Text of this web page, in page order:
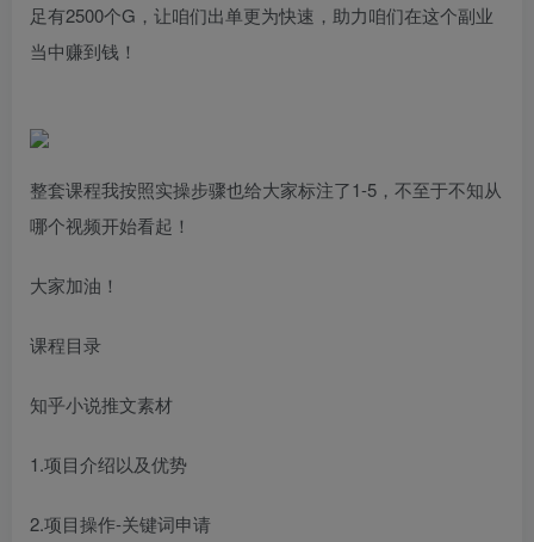
足有2500个G，让咱们出单更为快速，助力咱们在这个副业
当中赚到钱！
整套课程我按照实操步骤也给大家标注了1-5，不至于不知从
哪个视频开始看起！
大家加油！
课程目录
知乎小说推文素材
1.项目介绍以及优势
2.项目操作-关键词申请